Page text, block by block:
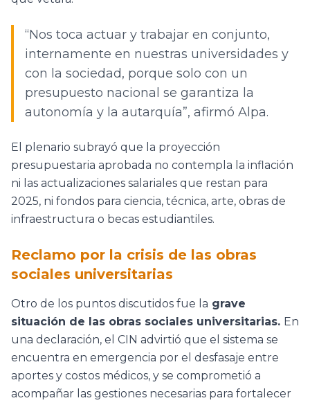
“Nos toca actuar y trabajar en conjunto,
internamente en nuestras universidades y
con la sociedad, porque solo con un
presupuesto nacional se garantiza la
autonomía y la autarquía”, afirmó Alpa.
El plenario subrayó que la proyección
presupuestaria aprobada no contempla la inflación
ni las actualizaciones salariales que restan para
2025, ni fondos para ciencia, técnica, arte, obras de
infraestructura o becas estudiantiles.
Reclamo por la crisis de las obras
sociales universitarias
Otro de los puntos discutidos fue la grave
situación de las obras sociales universitarias. En
una declaración, el CIN advirtió que el sistema se
encuentra en emergencia por el desfasaje entre
aportes y costos médicos, y se comprometió a
acompañar las gestiones necesarias para fortalecer